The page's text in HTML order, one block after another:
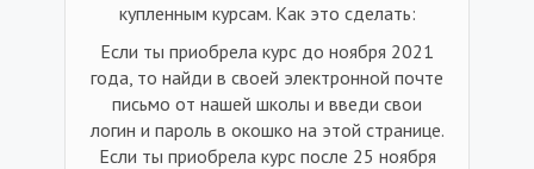
купленным курсам. Как это сделать:
Если ты приобрела курс до ноября 2021
года, то найди в своей электронной почте
письмо от нашей школы и введи свои
логин и пароль в окошко на этой странице.
Если ты приобрела курс после 25 ноября